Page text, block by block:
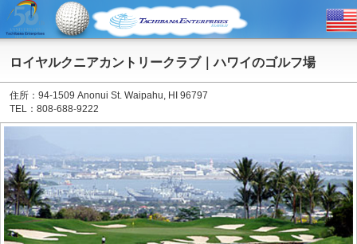
ロイヤルクニアカントリークラブ｜ハワイのゴルフ場
住所：94-1509 Anonui St. Waipahu, HI 96797
TEL：808-688-9222